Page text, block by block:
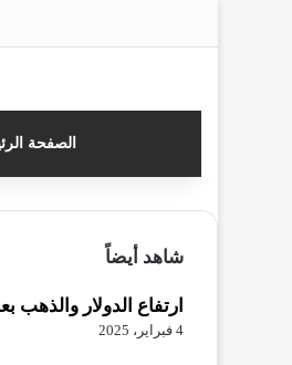
الصفحة
شاهد أيضاً
ارتفاع الدولار والذهب
4 فبراير، 2025